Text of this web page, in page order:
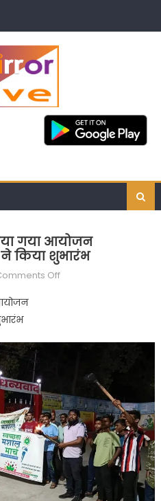
गया आयोजन
ने किया शुभारंभ
Offon
आयोजन
हरी
झंडी
दिखाकर
अध्यक्ष
ने
किया
शुभारंभ